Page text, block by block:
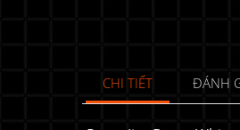
CHI TIẾT ĐÁNH